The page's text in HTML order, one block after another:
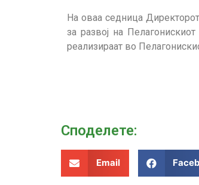
На оваа седница
за развој на
реализираат во
Споделeте:
Email